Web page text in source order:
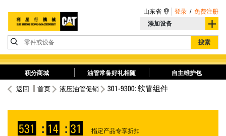
添加设备
零件或设备 搜索
山东省 登录 / 免费注册
积分商城 油管常备好礼相随 自主维护包
返回 首页 液压油管促销 301-9300: 软管组件
531 : 14 : 31 指定产品专享折扣